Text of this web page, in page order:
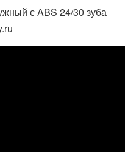
с ABS 24/30 зуба